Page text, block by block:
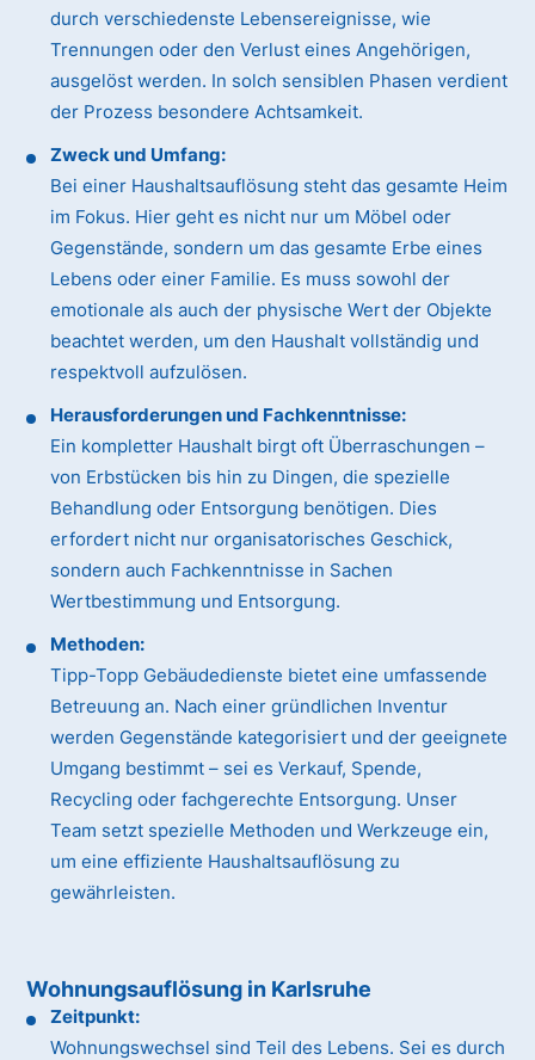
durch verschiedenste Lebensereignisse, wie
Trennungen oder den Verlust eines Angehörigen,
ausgelöst werden. In solch sensiblen Phasen verdient
der Prozess besondere Achtsamkeit.
Zweck und Umfang:
Bei einer Haushaltsauflösung steht das gesamte Heim
im Fokus. Hier geht es nicht nur um Möbel oder
Gegenstände, sondern um das gesamte Erbe eines
Lebens oder einer Familie. Es muss sowohl der
emotionale als auch der physische Wert der Objekte
beachtet werden, um den Haushalt vollständig und
respektvoll aufzulösen.
Herausforderungen und Fachkenntnisse:
Ein kompletter Haushalt birgt oft Überraschungen –
von Erbstücken bis hin zu Dingen, die spezielle
Behandlung oder Entsorgung benötigen. Dies
erfordert nicht nur organisatorisches Geschick,
sondern auch Fachkenntnisse in Sachen
Wertbestimmung und Entsorgung.
Methoden:
Tipp-Topp Gebäudedienste bietet eine umfassende
Betreuung an. Nach einer gründlichen Inventur
werden Gegenstände kategorisiert und der geeignete
Umgang bestimmt – sei es Verkauf, Spende,
Recycling oder fachgerechte Entsorgung. Unser
Team setzt spezielle Methoden und Werkzeuge ein,
um eine effiziente Haushaltsauflösung zu
gewährleisten.
Wohnungsauflösung in Karlsruhe
Zeitpunkt:
Wohnungswechsel sind Teil des Lebens. Sei es durch